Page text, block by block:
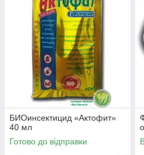
БИОинсектицид «Актофит»
40 мл
Готово до відправки